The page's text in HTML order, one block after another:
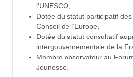
l’UNESCO,
Dotée du statut participatif
Conseil de l’Europe,
Dotée du statut consultatif
intergouvernementale de la
Membre observateur au
Jeunesse.